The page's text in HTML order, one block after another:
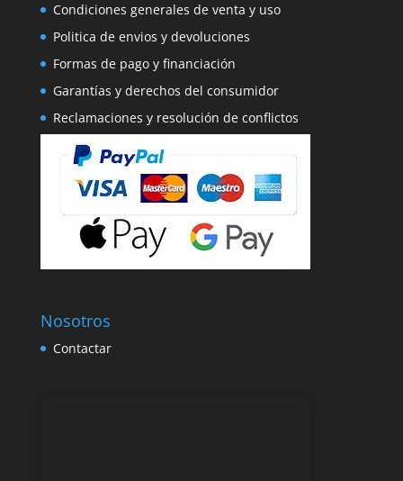
Condiciones generales de venta y uso
Politica de envios y devoluciones
Formas de pago y financiación
Garantías y derechos del consumidor
Reclamaciones y resolución de conflictos
Nosotros
Contactar